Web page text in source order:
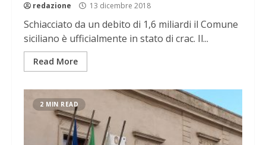
redazione 13 dicembre 2018
Schiacciato da un debito di 1,6 miliardi il Comune
siciliano è ufficialmente in stato di crac. Il...
Read More
2 MIN READ